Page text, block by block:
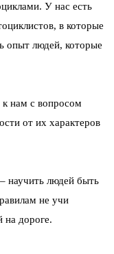
У нас есть
в которые
опыт людей, которые
нам с вопросом
от их характеров
научить людей быть
не учи
на дороге.